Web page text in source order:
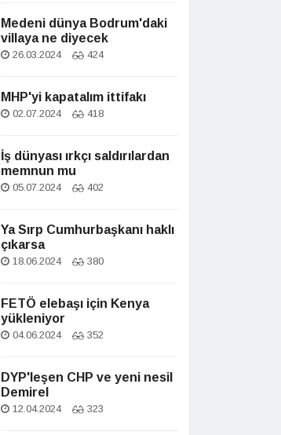
Medeni dünya Bodrum'daki
villaya ne diyecek
26.03.2024 424
MHP'yi kapatalım ittifakı
02.07.2024 418
İş dünyası ırkçı saldırılardan
memnun mu
05.07.2024 402
Ya Sırp Cumhurbaşkanı haklı
çıkarsa
18.06.2024 380
FETÖ elebaşı için Kenya
yükleniyor
04.06.2024 352
DYP'leşen CHP ve yeni nesil
Demirel
12.04.2024 323